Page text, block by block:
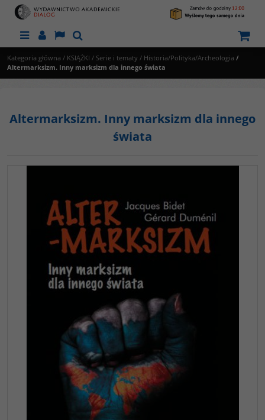
MenuPanelLangSzukaj
Kategoria główna / KSIĄŻKI / Serie i tematy / Historia/Polityka/Archeologia /
Altermarksizm. Inny marksizm dla innego świata
Altermarksizm. Inny marksizm dla innego
świata